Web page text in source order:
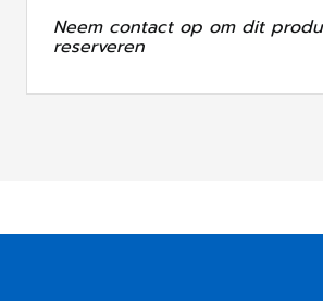
Neem contact op om dit
reserveren